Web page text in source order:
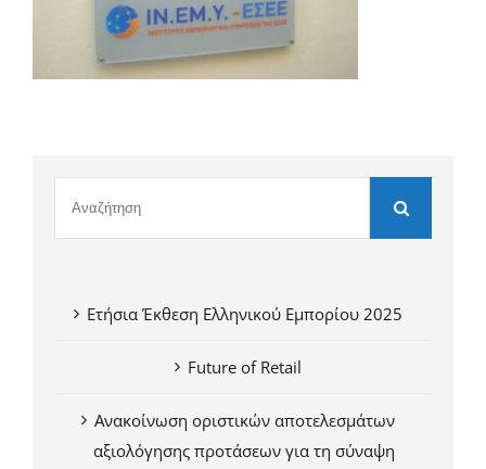
Ετήσια Έκθεση Ελληνικού Εμπορίου 2025
Future of Retail
Ανακοίνωση οριστικών αποτελεσμάτων
αξιολόγησης προτάσεων για τη σύναψη